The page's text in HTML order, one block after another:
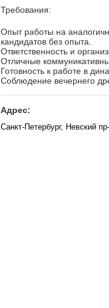
Требования:
Опыт работы на
кандидатов без опыта.
Ответственность и
Отличные
Готовность к работе в
Соблюдение вечернего
Адрес:
Санкт-Петербург, Невский